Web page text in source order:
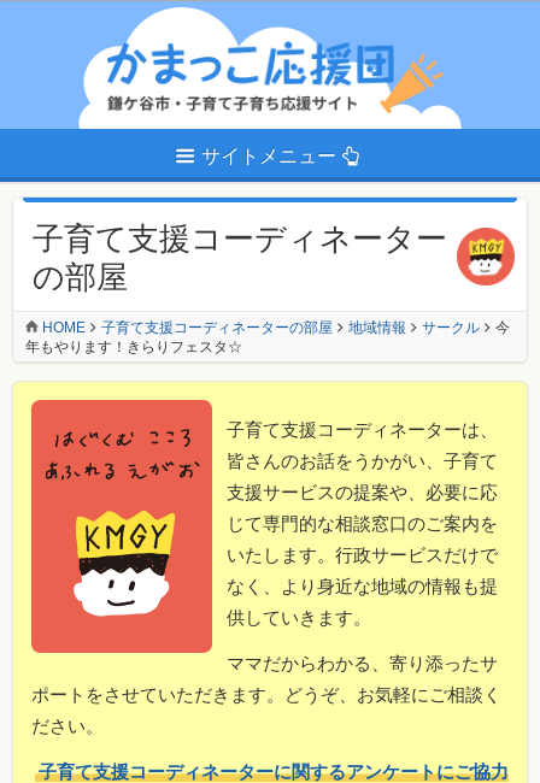
サイトメニュー
子育て支援コーディネーター
の部屋
HOME 子育て支援コーディネーターの部屋 地域情報 サークル
今
年もやります！きらりフェスタ☆
子育て支援コーディネーターは、
皆さんのお話をうかがい、子育て
支援サービスの提案や、必要に応
じて専門的な相談窓口のご案内を
いたします。行政サービスだけで
なく、より身近な地域の情報も提
供していきます。
ママだからわかる、寄り添ったサ
ポートをさせていただきます。どうぞ、お気軽にご相談く
ださい。
子育て支援コーディネーターに関するアンケートにご協力